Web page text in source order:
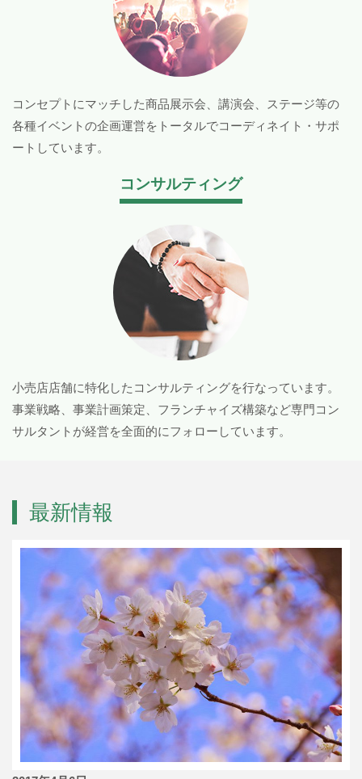
コンセプトにマッチした商品展示会、講演会、ステージ等の
各種イベントの企画運営をトータルでコーディネイト・サポ
ートしています。
コンサルティング
小売店店舗に特化したコンサルティングを行なっています。
事業戦略、事業計画策定、フランチャイズ構築など専門コン
サルタントが経営を全面的にフォローしています。
最新情報